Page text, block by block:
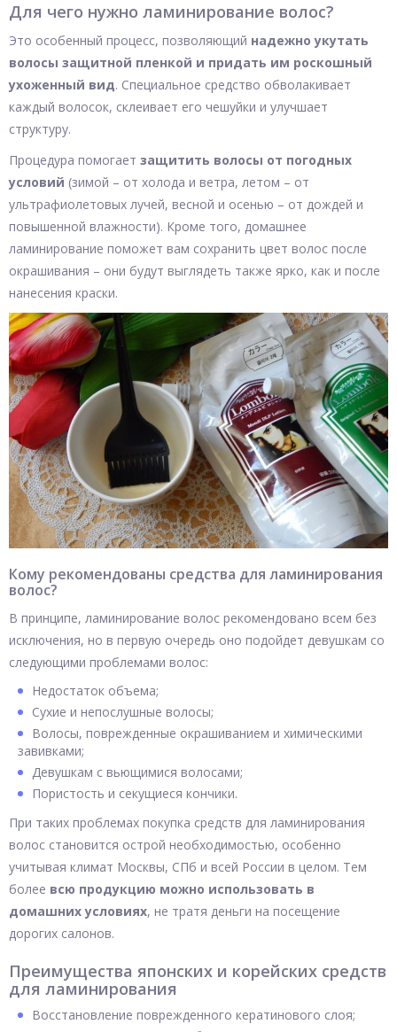
Для чего нужно ламинирование волос?
Это особенный процесс, позволяющий надежно укутать
волосы защитной пленкой и придать им роскошный
ухоженный вид. Специальное средство обволакивает
каждый волосок, склеивает его чешуйки и улучшает
структуру.
Процедура помогает защитить волосы от погодных
условий (зимой – от холода и ветра, летом – от
ультрафиолетовых лучей, весной и осенью – от дождей и
повышенной влажности). Кроме того, домашнее
ламинирование поможет вам сохранить цвет волос после
окрашивания – они будут выглядеть также ярко, как и после
нанесения краски.
Кому рекомендованы средства для ламинирования
волос?
В принципе, ламинирование волос рекомендовано всем без
исключения, но в первую очередь оно подойдет девушкам со
следующими проблемами волос:
Недостаток объема;
Сухие и непослушные волосы;
Волосы, поврежденные окрашиванием и химическими
завивками;
Девушкам с вьющимися волосами;
Пористость и секущиеся кончики.
При таких проблемах покупка средств для ламинирования
волос становится острой необходимостью, особенно
учитывая климат Москвы, СПб и всей России в целом. Тем
более всю продукцию можно использовать в
домашних условиях, не тратя деньги на посещение
дорогих салонов.
Преимущества японских и корейских средств
для ламинирования
Восстановление поврежденного кератинового слоя;